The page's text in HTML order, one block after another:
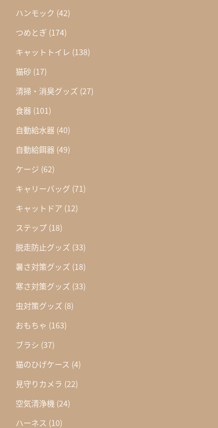
ハンモック (42)
つめとぎ (174)
キャットトイレ (138)
猫砂 (17)
清掃・消臭グッズ (27)
食器 (101)
自動給水器 (40)
自動給餌器 (49)
ケージ (62)
キャリーバッグ (71)
キャットドア (12)
ステップ (18)
脱走防止グッズ (33)
暑さ対策グッズ (18)
寒さ対策グッズ (33)
虫対策グッズ (8)
おもちゃ (163)
ブラシ (37)
猫のひげケース (4)
見守りカメラ (22)
空気清浄機 (24)
ハーネス (10)